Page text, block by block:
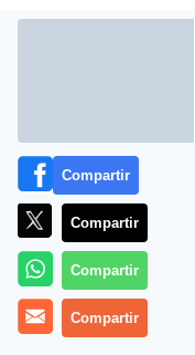
Más información
Compartir
Compartir
Compartir
Compartir